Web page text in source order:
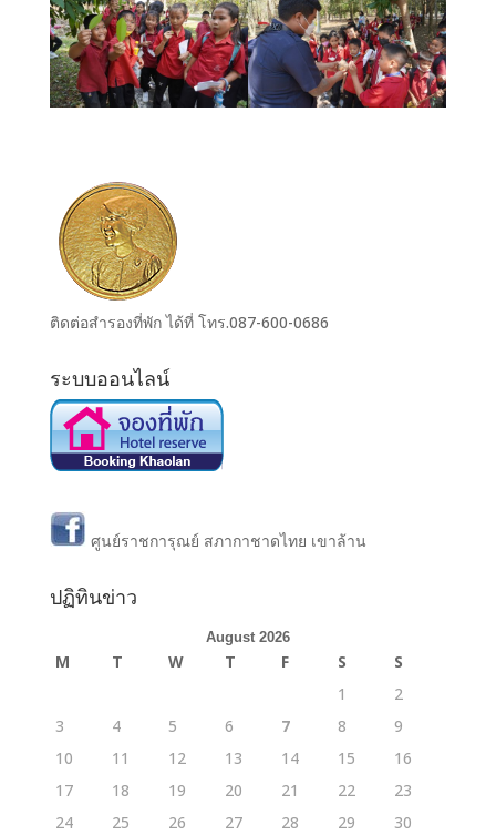
ติดต่อสำรองที่พัก ได้ที่ โทร.087-600-0686
ระบบออนไลน์
ศูนย์ราชการุณย์ สภากาชาดไทย เขาล้าน
ปฏิทินข่าว
August 2026
M T W T F S
S
1
2
3
4 5 6 7 8
9
10
11 12 13 14 15
16
17
18 19 20 21 22
23
24
25 26 27 28 29
30